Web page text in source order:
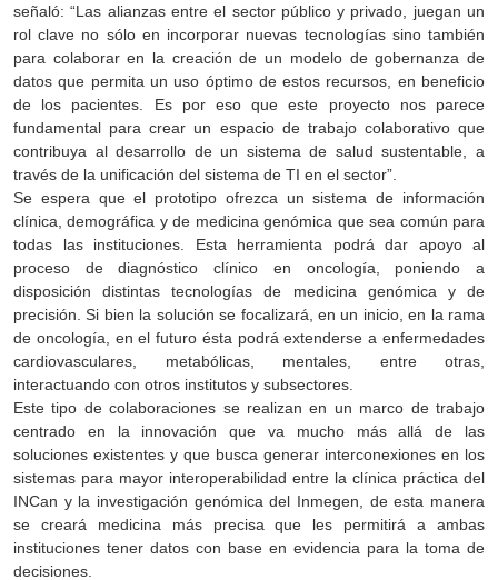
señaló: “Las alianzas entre el sector público y privado, juegan un
rol clave no sólo en incorporar nuevas tecnologías sino también
para colaborar en la creación de un modelo de gobernanza de
datos que permita un uso óptimo de estos recursos, en beneficio
de los pacientes. Es por eso que este proyecto nos parece
fundamental para crear un espacio de trabajo colaborativo que
contribuya al desarrollo de un sistema de salud sustentable, a
través de la unificación del sistema de TI en el sector”.
Se espera que el prototipo ofrezca un sistema de información
clínica, demográfica y de medicina genómica que sea común para
todas las instituciones. Esta herramienta podrá dar apoyo al
proceso de diagnóstico clínico en oncología, poniendo a
disposición distintas tecnologías de medicina genómica y de
precisión. Si bien la solución se focalizará, en un inicio, en la rama
de oncología, en el futuro ésta podrá extenderse a enfermedades
cardiovasculares, metabólicas, mentales, entre otras,
interactuando con otros institutos y subsectores.
Este tipo de colaboraciones se realizan en un marco de trabajo
centrado en la innovación que va mucho más allá de las
soluciones existentes y que busca generar interconexiones en los
sistemas para mayor interoperabilidad entre la clínica práctica del
INCan y la investigación genómica del Inmegen, de esta manera
se creará medicina más precisa que les permitirá a ambas
instituciones tener datos con base en evidencia para la toma de
decisiones.